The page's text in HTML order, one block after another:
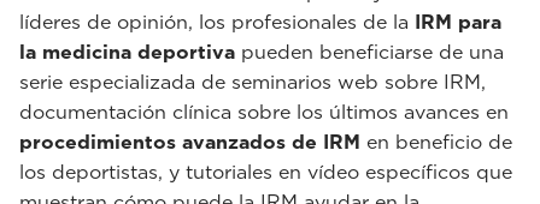
líderes de opinión, los profesionales de la IRM para
la medicina deportiva pueden beneficiarse de una
serie especializada de seminarios web sobre IRM,
documentación clínica sobre los últimos avances en
procedimientos avanzados de IRM en beneficio de
los deportistas, y tutoriales en vídeo específicos que